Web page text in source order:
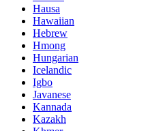
Hausa
Hawaiian
Hebrew
Hmong
Hungarian
Icelandic
Igbo
Javanese
Kannada
Kazakh